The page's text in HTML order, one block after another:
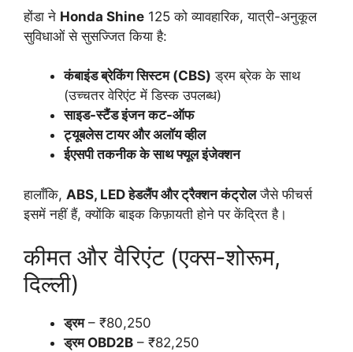
होंडा ने Honda Shine 125 को व्यावहारिक, यात्री-अनुकूल
सुविधाओं से सुसज्जित किया है:
कंबाइंड ब्रेकिंग सिस्टम (CBS) ड्रम ब्रेक के साथ
(उच्चतर वेरिएंट में डिस्क उपलब्ध)
साइड-स्टैंड इंजन कट-ऑफ
ट्यूबलेस टायर और अलॉय व्हील
ईएसपी तकनीक के साथ फ्यूल इंजेक्शन
हालाँकि, ABS, LED हेडलैंप और ट्रैक्शन कंट्रोलजैसे फीचर्स
इसमें नहीं हैं, क्योंकि बाइक किफ़ायती होने पर केंद्रित है।
कीमत और वैरिएंट (एक्स-शोरूम,
दिल्ली)
ड्रम– ₹80,250
ड्रम OBD2B – ₹82,250